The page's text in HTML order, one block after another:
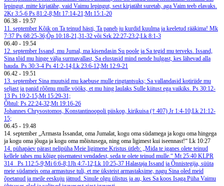
lepingut, mitte kirjatähe, vaid Vaimu lepingut, sest kirjatäht suretab, aga Vaim teeb elavaks.
2Kr 3:5-6 Ps 81:2-8;Mt 17:14-21;Mt 15:1-20
06.38 - 19.57
11. september Kõik on Ta teinud hästi, Ta paneb ju kurdid kuulma ja keeletud rääkima! Mk
7:37 Ps 68:25-36;Õp 10:18-21,31-32 või Srk 22:27-23:2;Lk 8:1-3
06.40 - 19.54
12. september Issand, mu Jumal, ma kisendasin Su poole ja Sa tegid mu terveks. Issand,
Sina tõid mu hinge välja surmavallast, Sa elustasid mind nende hulgast, kes lähevad alla
hauda. Ps 30:3-4 Ps 41:2-14;Lk 23:6-12;Mt 12:9-21
06.42 - 19.51
13. september Sina muutsid mu kaebuse mulle ringtantsuks; Sa vallandasid kotiriide mu
seljast ja panid rõõmu mulle vööks, et mu hing laulaks Sulle kiitust ega vaikiks. Ps 30:12-
13 Ps 19:2-15;Mt 15:29-31;
Õhtul: Ps 22:24-32;Mt 19:16-26
Johannes Chrysostomos, Konstantinoopoli piiskop, kirikuisa († 407) Jr 1:4-10;Lk 21:12-
15;
06.45 - 19.48
14. september „Armasta Issandat, oma Jumalat, kogu oma südamega ja kogu oma hingega
ja kogu oma jõuga ja kogu oma mõistusega, ning oma ligimest kui iseennast!“ Lk 10:27
14. pühapäev pärast nelipüha Meie ligimene Kristus ütleb: „Mida te iganes olete teinud
kellele tahes mu kõige pisematest vendadest, seda te olete teinud mulle.“ Mt 25:40 KLPR
314
Ps 112:5-9;Mi 6:6-8;1Jh 4:7-12;Lk 10:25-37 Halastaja Issand ja Õnnistegija, süüta
meie südameis oma armastuse tuli, et me üksteist armastaksime, nagu Sina oled meid
õpetanud ja meile eeskuju jätnud. Sinule olgu ülistus ja au, kes Sa koos Isaga Püha Vaimu